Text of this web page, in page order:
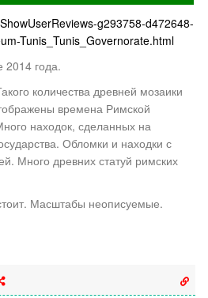
g293758-d472648-
Tunis_Tunis_Governorate.html
2014 года.
количества древней мозаики
времена Римской
находок, сделанных на
Обломки и находки с
Много древних статуй римских
Масштабы неописуемые.